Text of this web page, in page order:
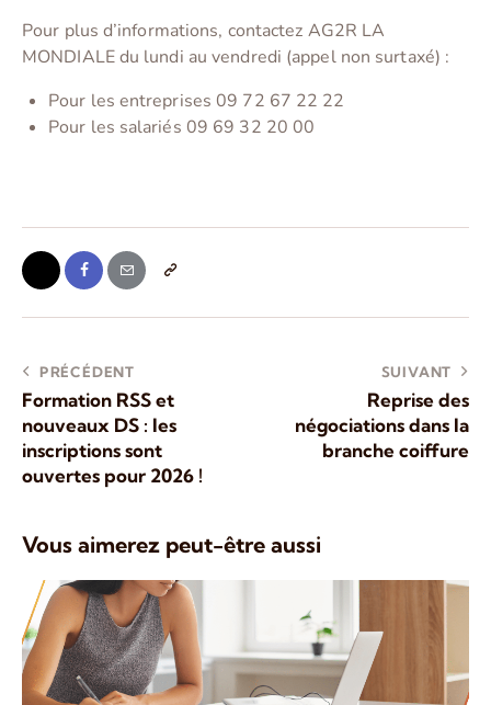
Pour plus d’informations, contactez AG2R LA
MONDIALE du lundi au vendredi (appel non surtaxé) :
Pour les entreprises 09 72 67 22 22
Pour les salariés 09 69 32 20 00
PRÉCÉDENT
Formation RSS et
nouveaux DS : les
inscriptions sont
ouvertes pour 2026 !
SUIVANT
Reprise des
négociations dans la
branche coiffure
Vous aimerez peut-être aussi